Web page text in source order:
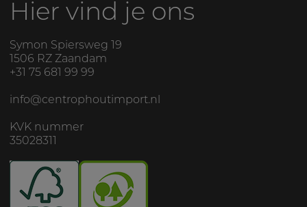
Hier vind je ons
Symon Spiersweg 19
1506 RZ Zaandam
+31 75 681 99 99
info@centrophoutimport.nl
KVK nummer
35028311